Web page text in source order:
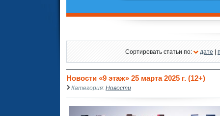
Сортировать статьи по: дате |
Новости «9 этаж» 25 марта 2025 г. (12+)
Категория: Новости